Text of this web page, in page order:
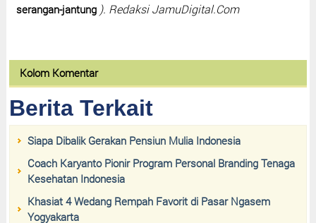
serangan-jantung ). Redaksi JamuDigital.Com
Kolom Komentar
Berita Terkait
Siapa Dibalik Gerakan Pensiun Mulia Indonesia
Coach Karyanto Pionir Program Personal Branding Tenaga
Kesehatan Indonesia
Khasiat 4 Wedang Rempah Favorit di Pasar Ngasem
Yogyakarta